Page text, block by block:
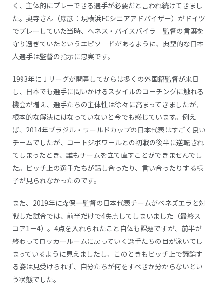
く、主体的にプレーできる選手が必要だと言われ続けてきまし
た。奥寺さん（康彦：現横浜FCシニアアドバイザー）がドイツ
でプレーしていた当時、へネス・バイスバイラ―監督の言葉を
守り過ぎていたというエピソードがあるように、典型的な日本
人選手は監督の指示に忠実です。
1993年にＪリーグが開幕してからは多くの外国籍監督が来日
し、日本でも選手に問いかけるスタイルのコーチングに触れる
機会が増え、選手たちの主体性は徐々に高まってきましたが、
根本的な解決にはなっていないと今でも感じています。例え
ば、2014年ブラジル・ワールドカップの日本代表はすごく良い
チームでしたが、コートジボワールとの初戦の後半に逆転され
てしまったとき、誰もチームを立て直すことができませんでし
た。ピッチ上の選手たちが話し合ったり、言い合ったりする様
子が見られなかったのです。
また、2019年に森保一監督の日本代表チームがベネズエラと対
戦した試合では、前半だけで4失点してしまいました（最終ス
コア1－4）。4点を入れられたこと自体も課題ですが、前半が
終わってロッカールームに戻っていく選手たちの目が泳いでし
まっているように見えましたし、このときもピッチ上で議論す
る姿は見受けられず、自分たちが何をすべきか分からないとい
う状態でした。